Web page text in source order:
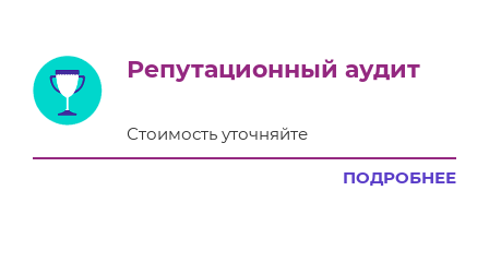
Репутационный аудит
Стоимость уточняйте
ПОДРОБНЕЕ